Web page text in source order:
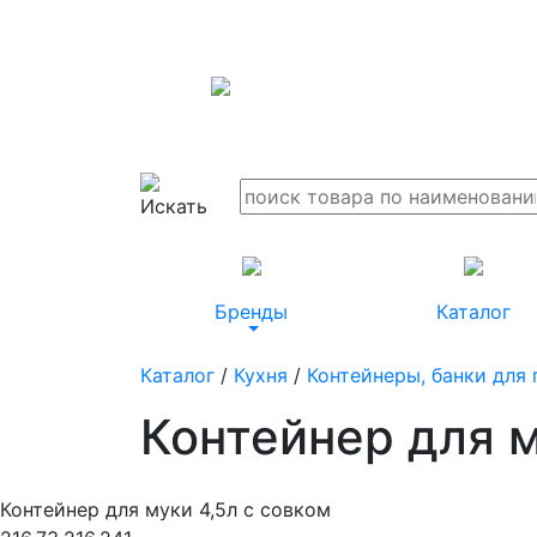
Бренды Каталог
Каталог / Кухня / Контейнеры, банки для
Контейнер для
Контейнер для муки 4,5л с совком